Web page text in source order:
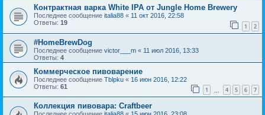
Контрактная варка White IPA от Jungle Home Brewery
Последнее сообщение italia88 « 11 окт 2016, 22:58
Ответы: 19 1 2
#HomeBrewDog
Последнее сообщение victor___m « 11 июл 2016, 13:33
Ответы: 4
Коммерческое пивоварение
Последнее сообщение Tblpku « 16 июн 2016, 12:22
Ответы: 61 1 4 5 6 7
Коллекция пивовара: Craftbeer